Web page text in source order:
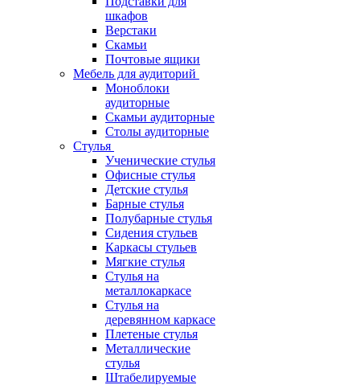
шкафов
Верстаки
Скамьи
Почтовые ящики
Мебель для аудиторий
Моноблоки
аудиторные
Скамьи аудиторные
Столы аудиторные
Стулья
Ученические стулья
Офисные стулья
Детские стулья
Барные стулья
Полубарные стулья
Сидения стульев
Каркасы стульев
Мягкие стулья
Стулья на
металлокаркасе
Стулья на
деревянном каркасе
Плетеные стулья
Металлические
стулья
Штабелируемые